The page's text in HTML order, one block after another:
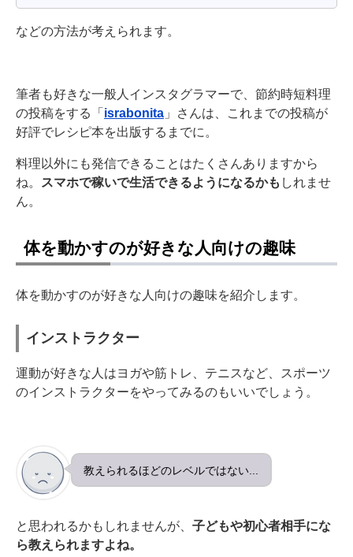
などの方法が考えられます。
筆者も好きな一般人インスタグラマーで、節約時短料理
の投稿をする「israbonita 」さんは、これまでの投稿が
好評でレシピ本を出版するまでに。
料理以外にも発信できることはたくさんありますから
ね。
スマホで稼いで生活できるようになるかも しれませ
ん。
体を動かすのが好きな人向けの趣味
体を動かすのが好きな人向けの趣味を紹介します。
インストラクター
運動が好きな人はヨガや筋トレ、テニスなど、スポーツ
のインストラクターをやってみるのもいいでしょう。
教えられるほどのレベルではない...
と思われるかもしれませんが、 子どもや初心者相手にな
ら教えられますよね。